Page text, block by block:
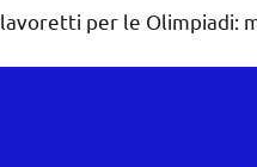
lavoretti per le Olimpiadi: